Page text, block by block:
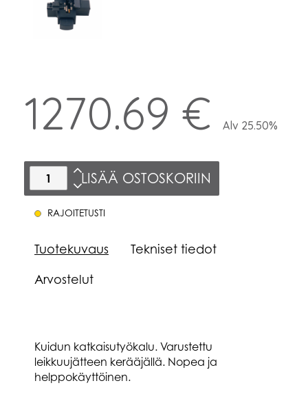
1270.69 € Alv 25.50%
LISÄÄ OSTOSKORIIN
RAJOITETUSTI
Tuotekuvaus
Tekniset tiedot
Arvostelut
Kuidun katkaisutyökalu. Varustettu
leikkuujätteen kerääjällä. Nopea ja
helppokäyttöinen.